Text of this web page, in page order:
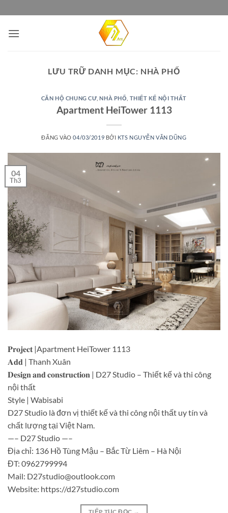
qua
nội
LƯU TRỮ DANH MỤC: NHÀ PHỐ
CĂN HỘ CHUNG CƯ ,NHÀ PHỐ THIẾT KẾ NỘI THẤT
Apartment HeiTower 1113
ĐĂNG VÀO04/03/2019 BỞI KTS NGUYỄN VĂN DŨNG
04
Th3
𝐏𝐫𝐨𝐣𝐞𝐜𝐭 |Apartment HeiTower 1113
𝐀𝐝𝐝 | Thanh Xuân
𝐃𝐞𝐬𝐢𝐠𝐧 𝐚𝐧𝐝 𝐜𝐨𝐧𝐬𝐭𝐫𝐮𝐜𝐭𝐢𝐨𝐧 | D27 Studio – Thiết kế và thi công
nội thất
Style | Wabisabi
D27 Studio là đơn vị thiết kế và thi công nội thất uy tín và
chất lượng tại Việt Nam.
—– D27 Studio —–
Địa chỉ: 136 Hồ Tùng Mậu – Bắc Từ Liêm – Hà Nội
ĐT: 0962799994
Mail: D27studio@outlook.com
Website: https://d27studio.com